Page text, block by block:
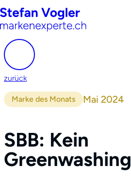
zurück
Marke des Monats Mai 2024
SBB: Kein
Greenwashing